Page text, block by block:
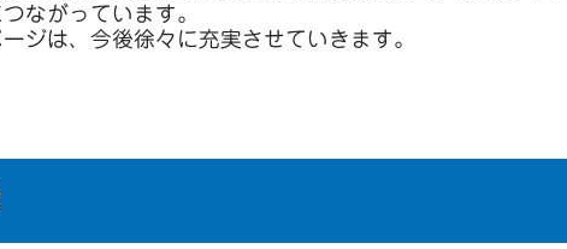
ながっています。
は、今後徐々に充実させていきます。